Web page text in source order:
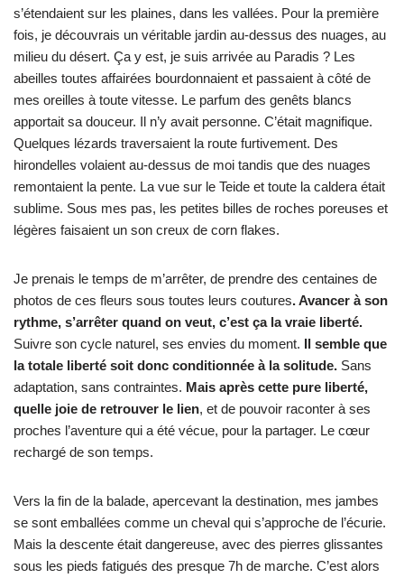
s’étendaient sur les plaines, dans les vallées. Pour la première
fois, je découvrais un véritable jardin au-dessus des nuages, au
milieu du désert. Ça y est, je suis arrivée au Paradis ? Les
abeilles toutes affairées bourdonnaient et passaient à côté de
mes oreilles à toute vitesse. Le parfum des genêts blancs
apportait sa douceur. Il n’y avait personne. C’était magnifique.
Quelques lézards traversaient la route furtivement. Des
hirondelles volaient au-dessus de moi tandis que des nuages
remontaient la pente. La vue sur le Teide et toute la caldera était
sublime. Sous mes pas, les petites billes de roches poreuses et
légères faisaient un son creux de corn flakes.
Je prenais le temps de m’arrêter, de prendre des centaines de
photos de ces fleurs sous toutes leurs coutures. Avancer à son
rythme, s’arrêter quand on veut, c’est ça la vraie liberté.
Suivre son cycle naturel, ses envies du moment. Il semble que
la totale liberté soit donc conditionnée à la solitude. Sans
adaptation, sans contraintes. Mais après cette pure liberté,
quelle joie de retrouver le lien, et de pouvoir raconter à ses
proches l’aventure qui a été vécue, pour la partager. Le cœur
rechargé de son temps.
Vers la fin de la balade, apercevant la destination, mes jambes
se sont emballées comme un cheval qui s’approche de l’écurie.
Mais la descente était dangereuse, avec des pierres glissantes
sous les pieds fatigués des presque 7h de marche. C’est alors